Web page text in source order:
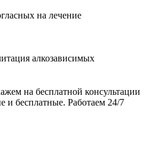
на лечение
алкозависимых
на бесплатной консультации
и бесплатные. Работаем 24/7